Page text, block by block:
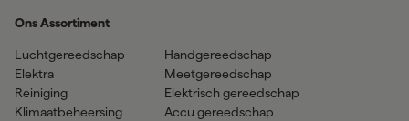
Ons Assortiment
Luchtgereedschap
Elektra
Reiniging
Klimaatbeheersing
Handgereedschap
Meetgereedschap
Elektrisch gereedschap
Accu gereedschap